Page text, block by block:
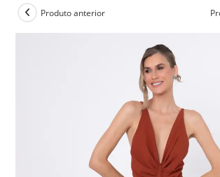
Produto anterior